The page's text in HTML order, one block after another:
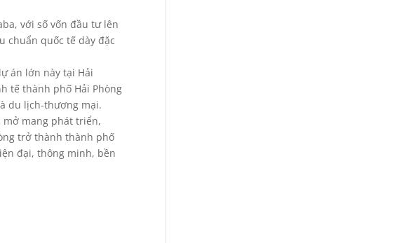
với số vốn đầu tư lên
chuẩn quốc tế dày đặc
án lớn này tại Hải
tế thành phố Hải Phòng
du lịch-thương mại.
mang phát triển,
trở thành thành phố
đại, thông minh, bền